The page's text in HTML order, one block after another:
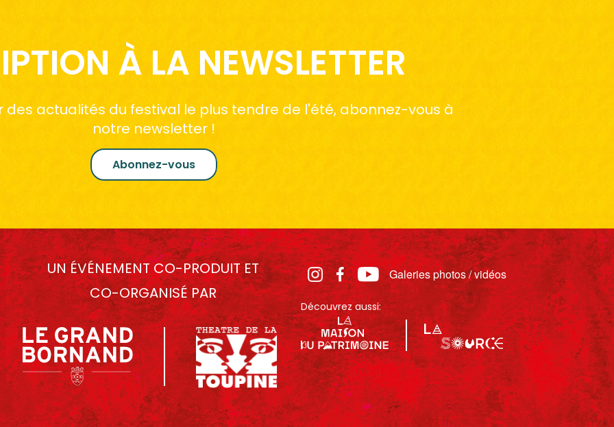
À LA NEWSLETTER
des actualités du festival le plus tendre de l'été, abonnez-vous à
notre newsletter !
Abonnez-vous
UN ÉVÉNEMENT CO-PRODUIT ET
CO-ORGANISÉ PAR
Galeries photos / vidéos
Découvrez aussi: